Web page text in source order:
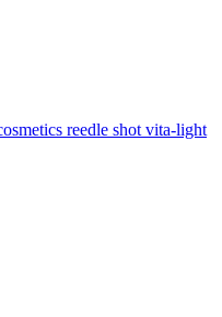
reedle shot vita-light